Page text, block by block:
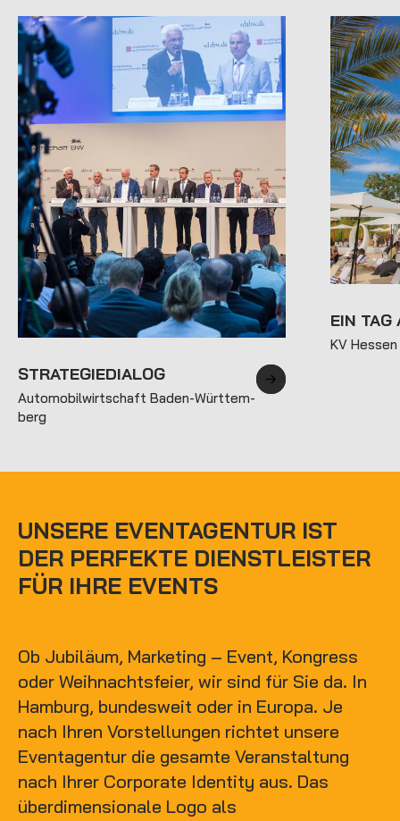
STRATEGIE­DIALOG
Automobil­wirtschaft Baden-Württem­
berg
EIN TAG
KV Hessen
UNSERE EVENTAGENTUR IST
DER PERFEKTE DIENSTLEISTER
FÜR IHRE EVENTS
Ob Jubiläum, Marketing – Event, Kongress
oder Weihnachtsfeier, wir sind für Sie da. In
Hamburg, bundesweit oder in Europa. Je
nach Ihren Vorstellungen richtet unsere
Eventagentur die gesamte Veranstaltung
nach Ihrer Corporate Identity aus. Das
überdimensionale Logo als